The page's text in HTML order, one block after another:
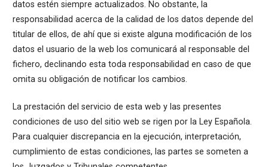
datos estén siempre actualizados. No obstante, la
responsabilidad acerca de la calidad de los datos depende del
titular de ellos, de ahí que si existe alguna modificación de los
datos el usuario de la web los comunicará al responsable del
fichero, declinando esta toda responsabilidad en caso de que
omita su obligación de notificar los cambios.
La prestación del servicio de esta web y las presentes
condiciones de uso del sitio web se rigen por la Ley Española.
Para cualquier discrepancia en la ejecución, interpretación,
cumplimiento de estas condiciones, las partes se someten a